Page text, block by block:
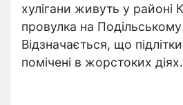
хулігани живуть у районі
провулка на Подільському
Відзначається, що
помічені в жорстоких діях.